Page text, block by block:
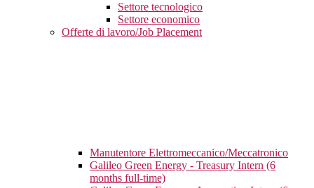
Settore tecnologico
Settore economico
Offerte di lavoro/Job Placement
Manutentore Elettromeccanico/Meccatronico
Galileo Green Energy - Treasury Intern (6
months full-time)